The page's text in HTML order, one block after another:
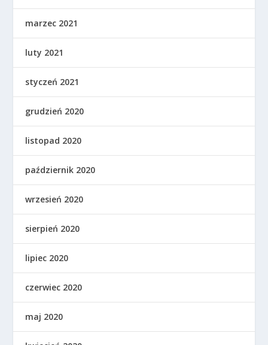
marzec 2021
luty 2021
styczeń 2021
grudzień 2020
listopad 2020
październik 2020
wrzesień 2020
sierpień 2020
lipiec 2020
czerwiec 2020
maj 2020